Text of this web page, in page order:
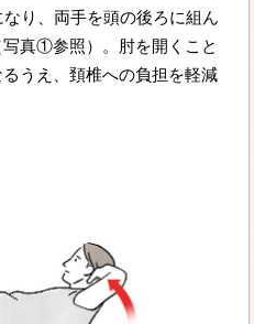
り、両手を頭の後ろに組ん
真①参照）。肘を開くこと
うえ、頚椎への負担を軽減